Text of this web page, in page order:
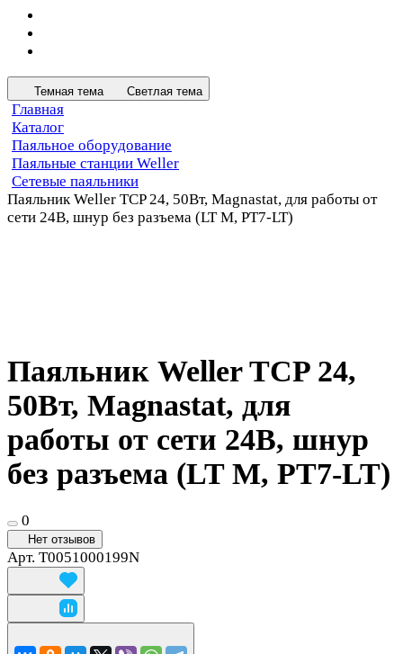
Темная тема Светлая тема
Главная
Каталог
Паяльное оборудование
Паяльные станции Weller
Сетевые паяльники
Паяльник Weller TCP 24, 50Вт, Magnastat, для работы от
сети 24В, шнур без разъема (LT M, PT7-LT)
Паяльник Weller TCP 24,
50Вт, Magnastat, для
работы от сети 24В, шнур
без разъема (LT M, PT7-LT)
0
Нет отзывов
Арт. T0051000199N